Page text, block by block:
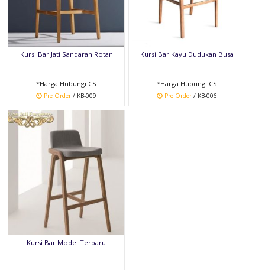
Kursi Bar Jati Sandaran Rotan
*Harga Hubungi CS
Pre Order/ KB-009
Kursi Bar Kayu Dudukan Busa
*Harga Hubungi CS
Pre Order/ KB-006
Kursi Bar Model Terbaru